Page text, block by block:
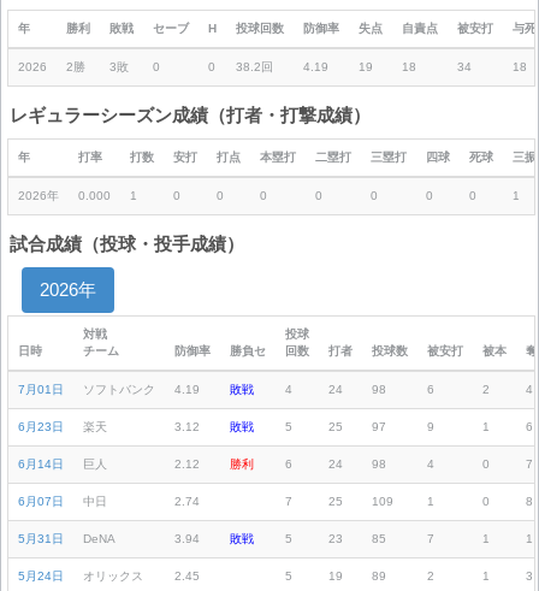
年 勝利 敗戦 セーブ H 投球回数 防御率 失点 自責点 被安打 与死
2026 2勝 3敗 0 0 38.2回 4.19 19 18 34 18
レギュラーシーズン成績（打者・打撃成績）
年 打率 打数 安打 打点 本塁打 二塁打 三塁打 四球 死球 三振
2026年 0.000 1 0 0 0 0 0 0 0 1
試合成績（投球・投手成績）
2026年
日時
対戦
チーム
防御率 勝負セ
投球
回数
打者 投球数 被安打 被本
7月01日 ソフトバンク 4.19 敗戦 4 24 98 6 2 4
6月23日 楽天 3.12 敗戦 5 25 97 9 1 6
6月14日 巨人 2.12 勝利 6 24 98 4 0 7
6月07日 中日 2.74 7 25 109 1 0 8
5月31日 DeNA 3.94 敗戦 5 23 85 7 1 1
5月24日 オリックス 2.45 5 19 89 2 1 3